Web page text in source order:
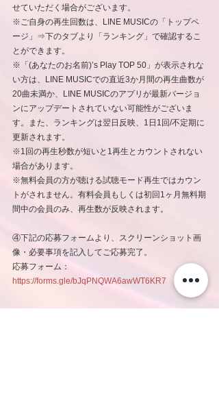
せていただく場合がございます。
※ご自身の再生回数は、LINE MUSICの「トップペ
ージ」⇒下のタブより「ランキング」で確認するこ
とができます。
※「(あなたのお名前)’s Play TOP 50」が表示されな
い方は、LINE MUSICでの直近3か月間の再生曲数が
20曲未満か、LINE MUSICのアプリが最新バージョ
ンにアップデートされていない可能性がございま
す。また、ランキングは翌日反映、1日1回/不定期に
更新されます。
※1回の再生秒数が短いと1再生とカウントされない
場合があります。
※無料会員の方が聴ける試聴モード再生ではカウン
トがされません。有料会員もしくは初回1ヶ月無料期
間中の会員のみ、再生数が反映されます。
④下記の応募フォームより、スクリーンショット画
像・必要事項を記入してご応募完了。
応募フォーム：
https://forms.gle/bJqPNQWA6awWT6KR7